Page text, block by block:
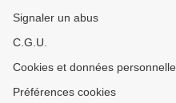
Signaler un abus
C.G.U.
Cookies et données
Préférences cookies